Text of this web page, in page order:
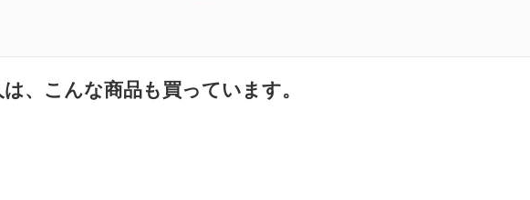
、こんな商品も買っています。